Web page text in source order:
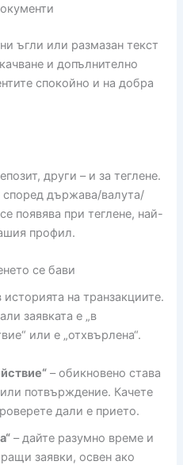
ъгли или размазан текст
и допълнително
спокойно и на добра
други – и за теглене.
държава/валута/
появява при теглене, най-
профил.
се бави
на транзакциите.
заявката е „в
или е „отхвърлена“.
– обикновено става
потвърждение. Качете
дали е прието.
– дайте разумно време и
заявки, освен ако